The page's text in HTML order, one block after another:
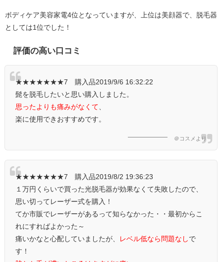
ボディケア美容家電4位となっていますが、上位は美顔器で、脱毛器
としては1位でした！
評価の高い口コミ
★★★★★★★7 購入品2019/9/6 16:32:22
髭を脱毛したいと思い購入しました。
思ったよりも痛みがなくて
楽に使用できおすすめです。
＠コスメより
★★★★★★★7 購入品2019/8/2 19:36:23
１万円くらいで買った光脱毛器が効果なくて失敗したので、
思い切ってレーザー式を購入！
てか市販でレーザーがあるって知らなかった・・最初からこ
れにすればよかった～
痛いかなと心配していましたが、
レベル低なら問題なし で
す！